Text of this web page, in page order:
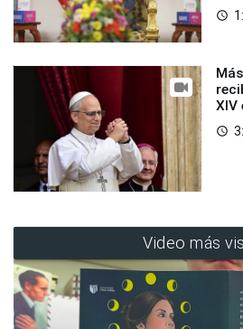
access_time
XIV
access_time
Video más